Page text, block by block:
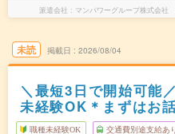
派遣会社 マンパワーグループ株式会社
未読 掲載日 2026/08/04
＼最短3日で開始可能
未経験OK＊まずはお
職種未経験OK 交通費別途支給あ